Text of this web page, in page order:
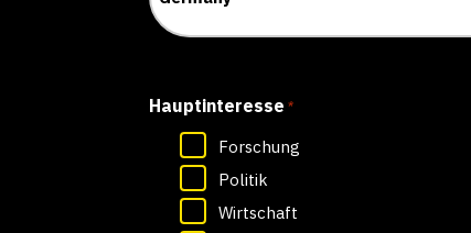
Hauptinteresse *
Forschung
Politik
Wirtschaft